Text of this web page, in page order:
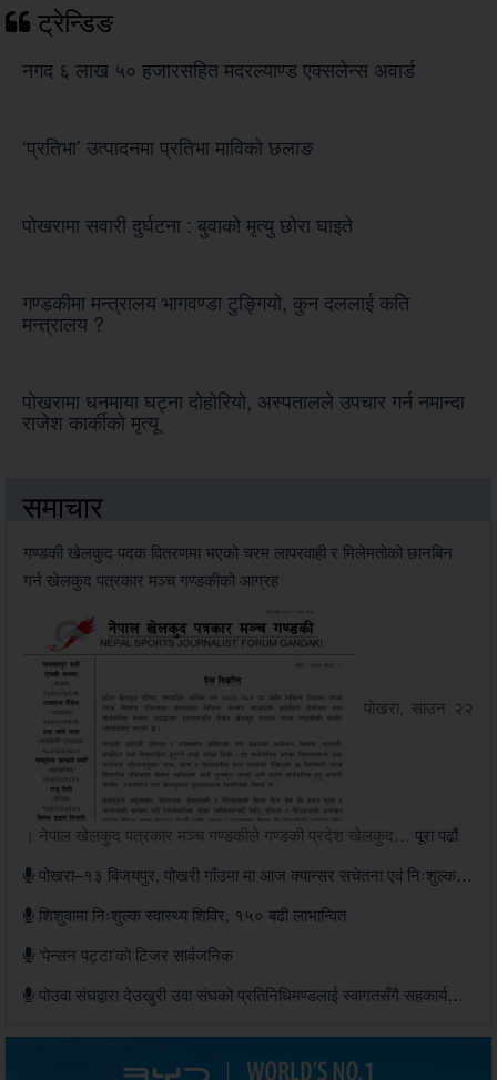
ट्रेन्डिङ
नगद ६ लाख ५० हजारसहित मदरल्याण्ड एक्सलेन्स अवार्ड
‘प्रतिभा’ उत्पादनमा प्रतिभा माविको छलाङ
पोखरामा सवारी दुर्घटना : बुवाको मृत्यु छोरा घाइते
गण्डकीमा मन्त्रालय भागवण्डा टुङ्गियो, कुन दललाई कति
मन्त्रालय ?
पोखरामा धनमाया घट्ना दोहोरियो, अस्पतालले उपचार गर्न नमान्दा
राजेश कार्कीको मृत्यू
समाचार
गण्डकी खेलकुद पदक वितरणमा भएको चरम लापरवाही र मिलेमतोको छानबिन
गर्न खेलकुद पत्रकार मञ्च गण्डकीको आग्रह
पोखरा, साउन २२
। नेपाल खेलकुद पत्रकार मञ्च गण्डकीले गण्डकी प्रदेश खेलकुद… पूरा पढौं
पोखरा–१३ बिजयपुर, पोखरी गाँउमा मा आज क्यान्सर सचेतना एवं निःशुल्क स्वास्थ्य शिविर हुने
शिशुवामा निःशुल्क स्वास्थ्य शिविर, १५० बढी लाभान्वित
‘पेन्सन पट्टा’को टिजर सार्वजनिक
पोउवा संघद्वारा देउखुरी उवा संघको प्रतिनिधिमण्डलाई स्वागतसँगै सहकार्यको सहमति